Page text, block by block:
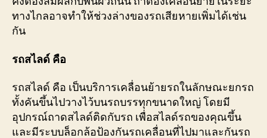
ทางไกลอาจทำให้ช่วงล่างของรถเสียหายเพิ่มได้เช่น
กัน
รถสไลด์ คือ
รถสไลด์ คือ เป็นบริการเคลื่อนย้ายรถในลักษณะยกรถ
ทั้งคันขึ้นไปวางไว้บนรถบรรทุกขนาดใหญ่ โดยมี
อุปกรณ์ถาดสไลด์ติดกับรถ เพื่อสไลด์รถของคุณขึ้น
และมีระบบล็อกล้อป้องกันรถเคลื่อนที่ไปมาและกันรถ